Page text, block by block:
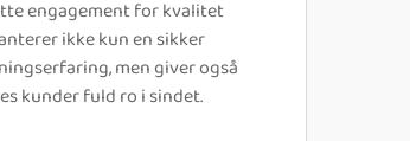
engagement for kvalitet
ikke kun en sikker
men giver også
kunder fuld ro i sindet.